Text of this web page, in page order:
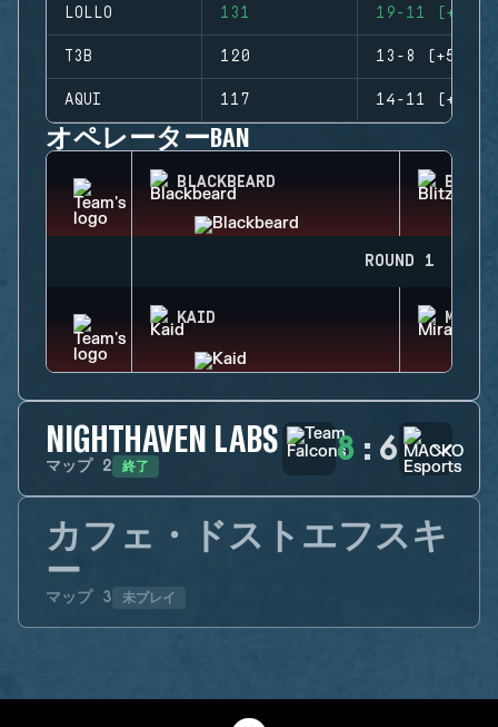
LOLLO 131 19-11 (+8)
T3B 120 13-8 (+5)
AQUI 117 14-11 (+3)
オペレーターBAN
BLACKBEARD BLITZ
ROUND 1
KAID MIRA
NIGHTHAVEN LABS
マップ 2 終了 8 : 6
カフェ・ドストエフスキ
ー
マップ 3 未プレイ